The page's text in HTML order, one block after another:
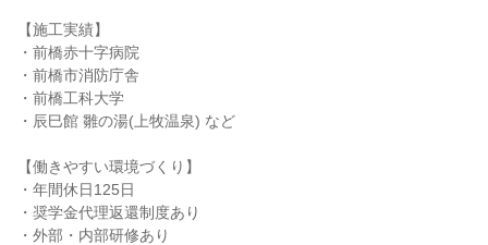
【施工実績】
・前橋赤十字病院
・前橋市消防庁舎
・前橋工科大学
・辰巳館 雛の湯(上牧温泉) など
【働きやすい環境づくり】
・年間休日125日
・奨学金代理返還制度あり
・外部・内部研修あり